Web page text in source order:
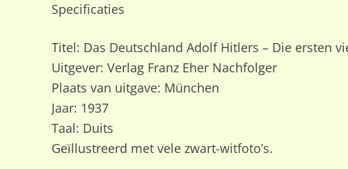
Specificaties
Titel: Das Deutschland Adolf Hitlers – Die ersten
Uitgever: Verlag Franz Eher Nachfolger
Plaats van uitgave: München
Jaar: 1937
Taal: Duits
Geïllustreerd met vele zwart-witfoto’s.